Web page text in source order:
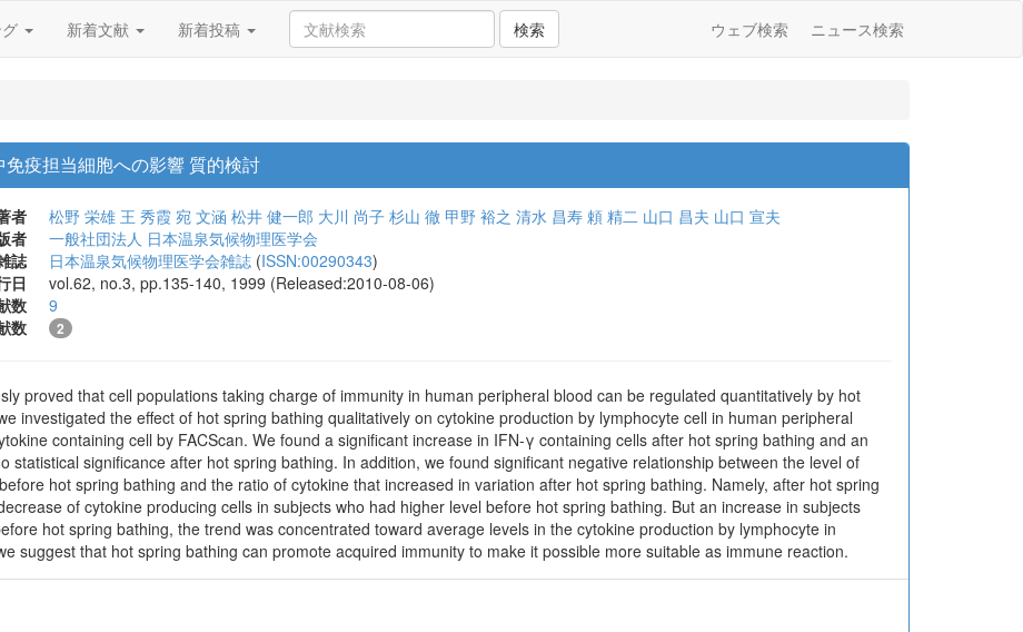
新着文献 新着投稿 検索 ウェブ検索 ニュース検索
疫担当細胞への影響 質的検討
者 松野 栄雄 王 秀霞 宛 文涵 松井 健一郎 大川 尚子 杉山 徹 甲野 裕之 清水 昌寿 頼 精二 山口 昌夫 山口 宣夫
者
一般社団法人 日本温泉気候物理医学会
誌
日本温泉気候物理医学会雑誌 (ISSN:00290343)
日
vol.62, no.3, pp.135-140, 1999 (Released:2010-08-06)
数
9
数
2
proved that cell populations taking charge of immunity in human peripheral blood can be regulated quantitatively by hot
investigated the effect of hot spring bathing qualitatively on cytokine production by lymphocyte cell in human peripheral
containing cell by FACScan. We found a significant increase in IFN-γ containing cells after hot spring bathing and an
statistical significance after hot spring bathing. In addition, we found significant negative relationship between the level of
hot spring bathing and the ratio of cytokine that increased in variation after hot spring bathing. Namely, after hot spring
of cytokine producing cells in subjects who had higher level before hot spring bathing. But an increase in subjects
hot spring bathing, the trend was concentrated toward average levels in the cytokine production by lymphocyte in
suggest that hot spring bathing can promote acquired immunity to make it possible more suitable as immune reaction.